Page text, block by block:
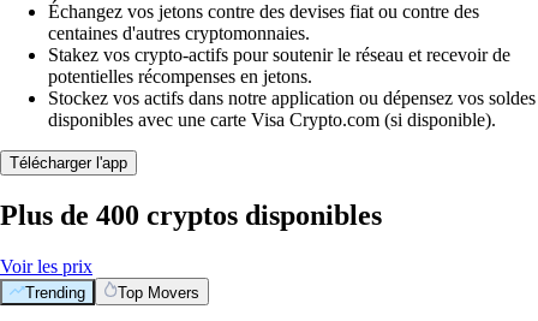
Échangez vos jetons contre des devises fiat ou contre des
centaines d'autres cryptomonnaies.
Stakez vos crypto-actifs pour soutenir le réseau et recevoir de
potentielles récompenses en jetons.
Stockez vos actifs dans notre application ou dépensez vos soldes
disponibles avec une carte Visa Crypto.com (si disponible).
Télécharger l'app
Plus de 400 cryptos disponibles
Voir les prix
Trending Top Movers